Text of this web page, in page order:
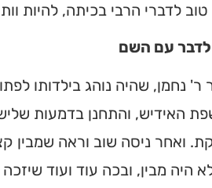
לדברי הרבי בכיתה, להיות
לדבר עם השם
ר' נחמן, שהיה נוהג בילדותו
האידיש, והתחנן בדמעות
ואחר ניסה שוב וראה
היה מבין, ובכה עוד ועוד